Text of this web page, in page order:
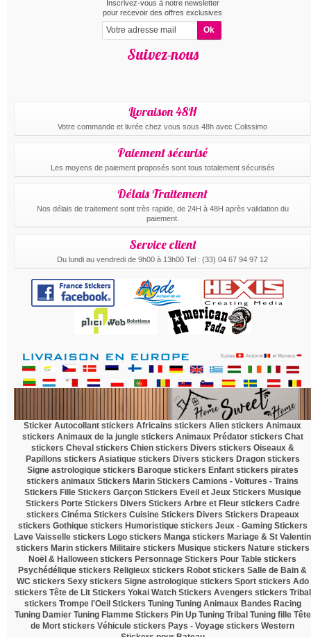
Inscrivez-vous à notre newsletter
pour recevoir des offres exclusives
Suivez-nous
Livraison 48H
Votre commande et livrée chez vous sous 48h avec Colissimo
Paiement sécurisé
Les moyens de paiement proposés sont tous totalement sécurisés
Délais Traitement
Nos délais de traitement sont très rapide, de 24H à 48H après validation du
paiement.
Service client
Du lundi au vendredi de 9h00 à 13h00 Tel : (33) 04 67 94 97 12
Sticker Autocollant stickers Africains stickers Alien stickers Animaux
stickers Animaux de la jungle stickers Animaux Prédator stickers Chat
stickers Cheval stickers Chien stickers Divers stickers Oiseaux &
Papillons stickers Asiatique stickers Divers stickers Dragon stickers
Signe astrologique stickers Baroque stickers Enfant stickers pirates
stickers animaux Stickers Marin Stickers Camions - Voitures - Trains
Stickers Fille Stickers Garçon Stickers Eveil et Jeux Stickers Musique
Stickers Porte Stickers Divers Stickers Arbre et Fleur stickers Cadre
stickers Cinéma Stickers Cuisine Stickers Divers Stickers Drapeaux
stickers Gothique stickers Humoristique stickers Jeux - Gaming Stickers
Lave Vaisselle stickers Logo stickers Manga stickers Mariage & St Valentin
stickers Marin stickers Militaire stickers Musique stickers Nature stickers
Noël & Halloween stickers Personnage Stickers Pour Table stickers
Psychédélique stickers Religieux stickers Robot stickers Salle de Bain &
WC stickers Sexy stickers Signe astrologique stickers Sport stickers Ado
stickers Tête de Lit Stickers Yokai Watch Stickers Avengers stickers Tribal
stickers Trompe l'Oeil Stickers Tuning Tuning Animaux Bandes Racing
Tuning Damier Tuning Flamme Stickers Pin Up Tuning Tribal Tuning fille Tête
de Mort stickers Véhicule stickers Pays - Voyage stickers Western